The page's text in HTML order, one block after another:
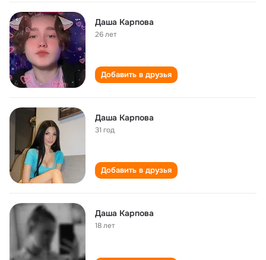
Даша Карпова
26 лет
Добавить в друзья
Даша Карпова
31 год
Добавить в друзья
Даша Карпова
18 лет